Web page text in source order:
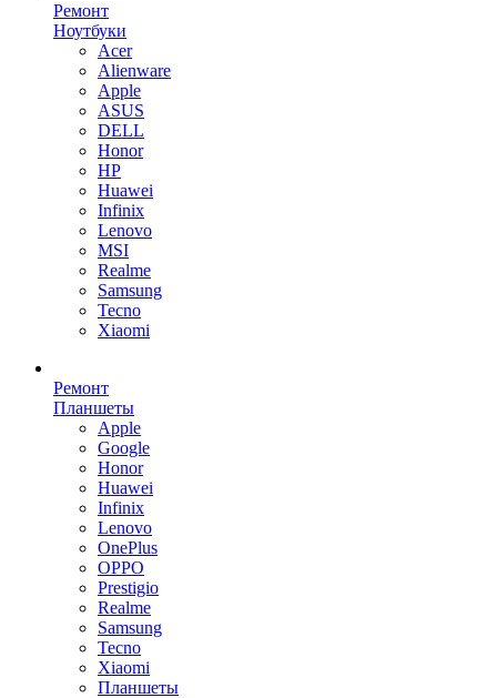
Ремонт
Ноутбуки
Acer
Alienware
Apple
ASUS
DELL
Honor
HP
Huawei
Infinix
Lenovo
MSI
Realme
Samsung
Tecno
Xiaomi
Ремонт
Планшеты
Apple
Google
Honor
Huawei
Infinix
Lenovo
OnePlus
OPPO
Prestigio
Realme
Samsung
Tecno
Xiaomi
Планшеты